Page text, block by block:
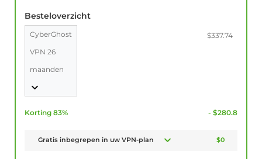
Besteloverzicht
CyberGhost
VPN 26
maanden
$337.74
Korting 83% - $280.8
Gratis inbegrepen in uw VPN-plan $0